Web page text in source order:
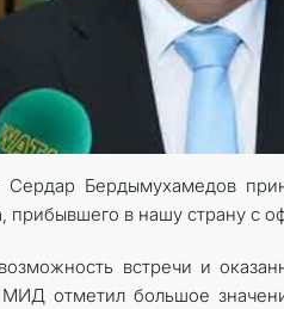
Бердымухамедов
прибывшего в нашу страну с
встречи и
МИД отметил большое